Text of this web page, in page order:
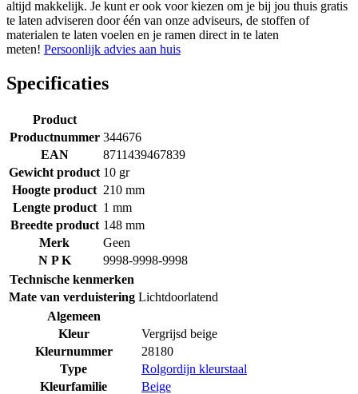
altijd makkelijk. Je kunt er ook voor kiezen om je bij jou thuis gratis
te laten adviseren door één van onze adviseurs, de stoffen of
materialen te laten voelen en je ramen direct in te laten
meten! Persoonlijk advies aan huis
Specificaties
Product
Productnummer 344676
EAN
8711439467839
Gewicht product 10 gr
Hoogte product 210 mm
Lengte product 1 mm
Breedte product 148 mm
Merk
Geen
N P K
9998-9998-9998
Technische kenmerken
Mate van verduistering Lichtdoorlatend
Algemeen
Kleur
Vergrijsd beige
Kleurnummer
28180
Type
Rolgordijn kleurstaal
Kleurfamilie
Beige